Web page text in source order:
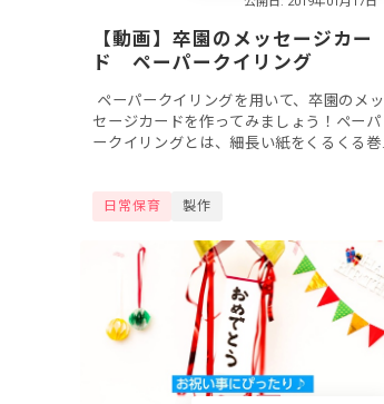
【動画】卒園のメッセージカー
ド ペーパークイリング
ペーパークイリングを用いて、卒園のメッ
セージカードを作ってみましょう！ペーパ
ークイリングとは、細長い紙をくるくる巻
日常保育 製作